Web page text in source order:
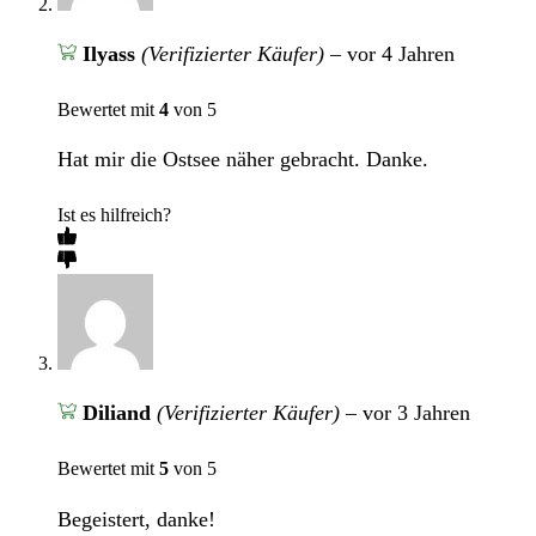
Ilyass (Verifizierter Käufer) – vor 4 Jahren
Bewertet mit 4 von 5
Hat mir die Ostsee näher gebracht. Danke.
Ist es hilfreich?
Diliand (Verifizierter Käufer) – vor 3 Jahren
Bewertet mit 5 von 5
Begeistert, danke!